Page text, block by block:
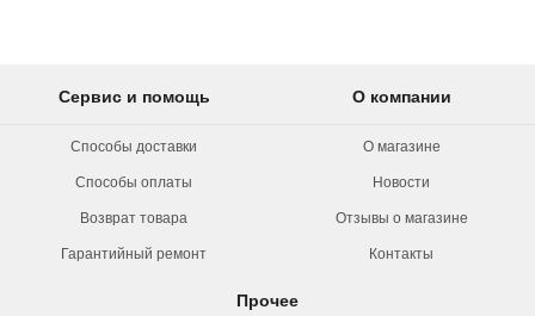
Сервис и помощь
Способы доставки
Способы оплаты
Возврат товара
Гарантийный ремонт
О компании
О магазине
Новости
Отзывы о магазине
Контакты
Прочее